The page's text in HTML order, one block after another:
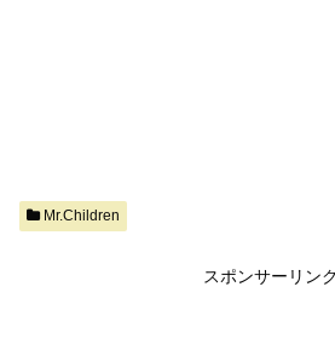
Mr.Children
スポンサーリンク